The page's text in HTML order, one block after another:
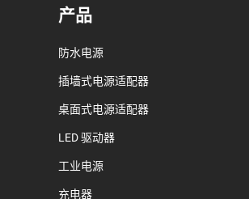
产品
防水电源
插墙式电源适配器
桌面式电源适配器
LED 驱动器
工业电源
充电器